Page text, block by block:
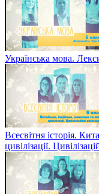
Українська мова.
Всесвітня історія.
цивілізації.